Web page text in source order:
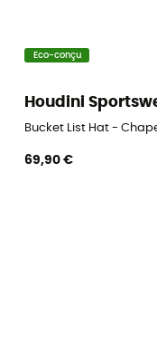
Eco-conçu
Houdini
Bucket List Hat -
69,90 €